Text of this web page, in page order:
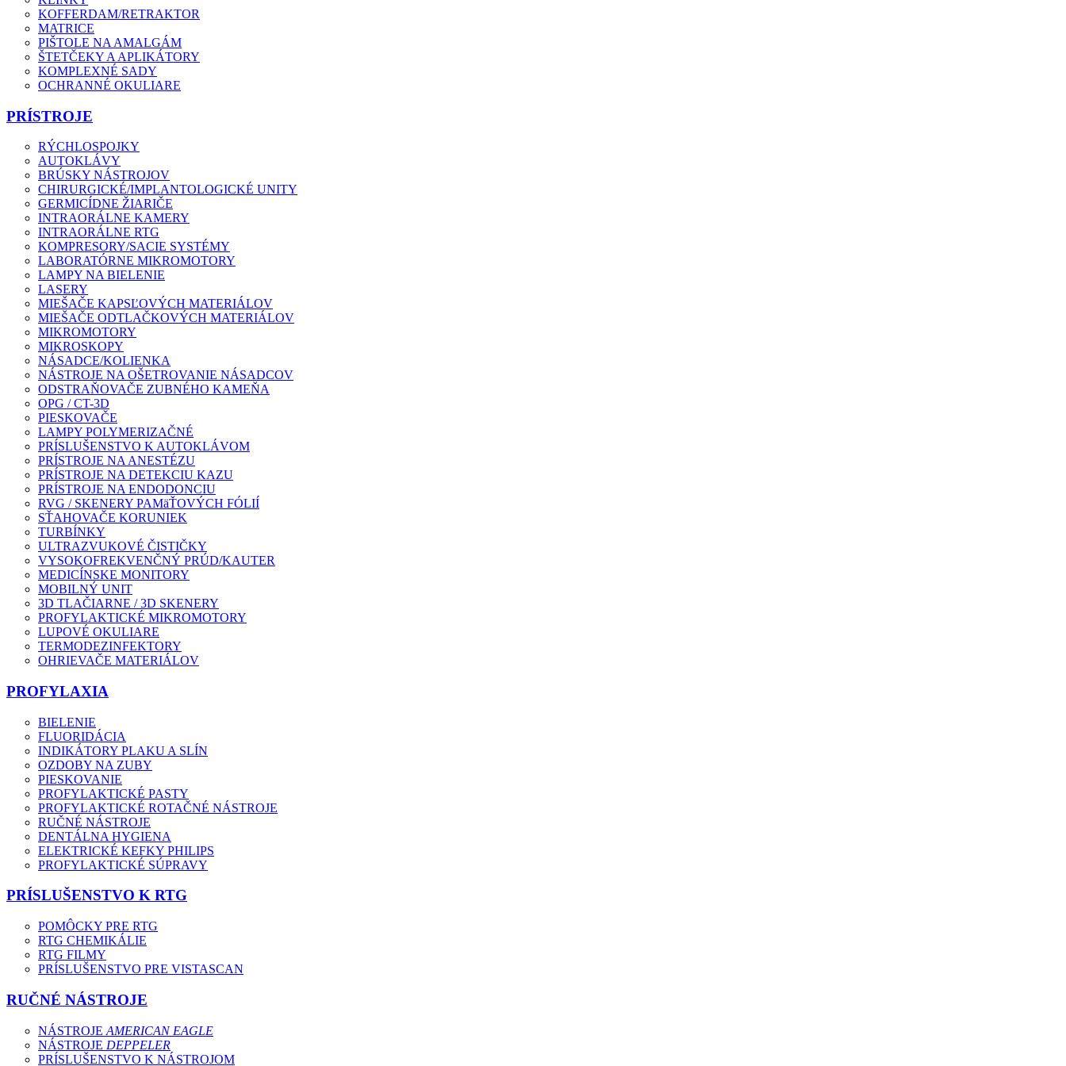
KOFFERDAM/RETRAKTOR
MATRICE
PIŠTOLE NA AMALGÁM
ŠTETČEKY A APLIKÁTORY
KOMPLEXNÉ SADY
OCHRANNÉ OKULIARE
PRÍSTROJE
RÝCHLOSPOJKY
AUTOKLÁVY
BRÚSKY NÁSTROJOV
CHIRURGICKÉ/IMPLANTOLOGICKÉ UNITY
GERMICÍDNE ŽIARIČE
INTRAORÁLNE KAMERY
INTRAORÁLNE RTG
KOMPRESORY/SACIE SYSTÉMY
LABORATÓRNE MIKROMOTORY
LAMPY NA BIELENIE
LASERY
MIEŠAČE KAPSĽOVÝCH MATERIÁLOV
MIEŠAČE ODTLAČKOVÝCH MATERIÁLOV
MIKROMOTORY
MIKROSKOPY
NÁSADCE/KOLIENKA
NÁSTROJE NA OŠETROVANIE NÁSADCOV
ODSTRAŇOVAČE ZUBNÉHO KAMEŇA
OPG / CT-3D
PIESKOVAČE
LAMPY POLYMERIZAČNÉ
PRÍSLUŠENSTVO K AUTOKLÁVOM
PRÍSTROJE NA ANESTÉZU
PRÍSTROJE NA DETEKCIU KAZU
PRÍSTROJE NA ENDODONCIU
RVG / SKENERY PAMäŤOVÝCH FÓLIÍ
SŤAHOVAČE KORUNIEK
TURBÍNKY
ULTRAZVUKOVÉ ČISTIČKY
VYSOKOFREKVENČNÝ PRÚD/KAUTER
MEDICÍNSKE MONITORY
MOBILNÝ UNIT
3D TLAČIARNE / 3D SKENERY
PROFYLAKTICKÉ MIKROMOTORY
LUPOVÉ OKULIARE
TERMODEZINFEKTORY
OHRIEVAČE MATERIÁLOV
PROFYLAXIA
BIELENIE
FLUORIDÁCIA
INDIKÁTORY PLAKU A SLÍN
OZDOBY NA ZUBY
PIESKOVANIE
PROFYLAKTICKÉ PASTY
PROFYLAKTICKÉ ROTAČNÉ NÁSTROJE
RUČNÉ NÁSTROJE
DENTÁLNA HYGIENA
ELEKTRICKÉ KEFKY PHILIPS
PROFYLAKTICKÉ SÚPRAVY
PRÍSLUŠENSTVO K RTG
POMÔCKY PRE RTG
RTG CHEMIKÁLIE
RTG FILMY
PRÍSLUŠENSTVO PRE VISTASCAN
RUČNÉ NÁSTROJE
NÁSTROJE AMERICAN EAGLE
NÁSTROJE DEPPELER
PRÍSLUŠENSTVO K NÁSTROJOM